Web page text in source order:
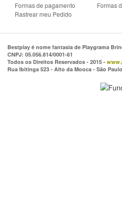
Formas de pagamento
Formas
Rastrear meu Pedido
Bestplay é nome fantasia de Playgrama
CNPJ: 05.056.814/0001-61
Todos os Direitos Reservados - 2015 -
Rua Ibitinga 523 - Alto da Mooca - São